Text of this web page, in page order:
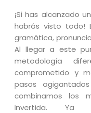
¡Si has alcanzado
habrás visto todo!
gramática,
Al llegar a este
metodología
comprometido y
pasos
combinamos los
Invertida. Ya